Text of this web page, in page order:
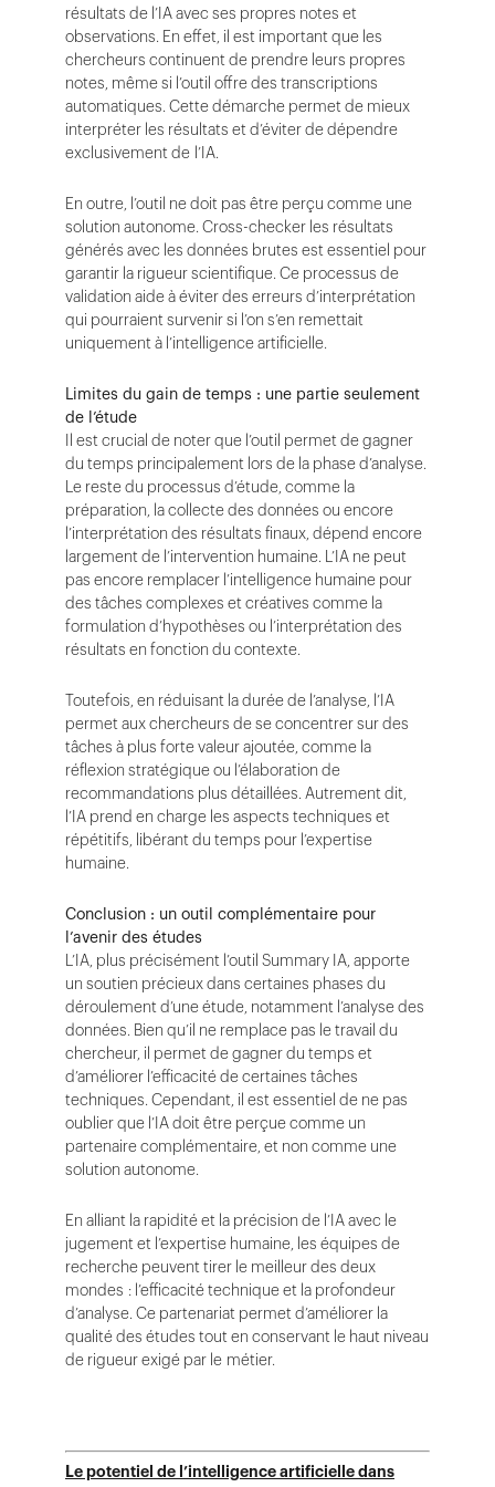
résultats de l’IA avec ses propres notes et
observations. En effet, il est important que les
chercheurs continuent de prendre leurs propres
notes, même si l’outil offre des transcriptions
automatiques. Cette démarche permet de mieux
interpréter les résultats et d’éviter de dépendre
exclusivement de l’IA.
En outre, l’outil ne doit pas être perçu comme une
solution autonome. Cross-checker les résultats
générés avec les données brutes est essentiel pour
garantir la rigueur scientifique. Ce processus de
validation aide à éviter des erreurs d’interprétation
qui pourraient survenir si l’on s’en remettait
uniquement à l’intelligence artificielle.
Limites du gain de temps : une partie seulement
de l’étude
Il est crucial de noter que l’outil permet de gagner
du temps principalement lors de la phase d’analyse.
Le reste du processus d’étude, comme la
préparation, la collecte des données ou encore
l’interprétation des résultats finaux, dépend encore
largement de l’intervention humaine. L’IA ne peut
pas encore remplacer l’intelligence humaine pour
des tâches complexes et créatives comme la
formulation d’hypothèses ou l’interprétation des
résultats en fonction du contexte.
Toutefois, en réduisant la durée de l’analyse, l’IA
permet aux chercheurs de se concentrer sur des
tâches à plus forte valeur ajoutée, comme la
réflexion stratégique ou l’élaboration de
recommandations plus détaillées. Autrement dit,
l’IA prend en charge les aspects techniques et
répétitifs, libérant du temps pour l’expertise
humaine.
Conclusion : un outil complémentaire pour
l’avenir des études
L’IA, plus précisément l’outil Summary IA, apporte
un soutien précieux dans certaines phases du
déroulement d’une étude, notamment l’analyse des
données. Bien qu’il ne remplace pas le travail du
chercheur, il permet de gagner du temps et
d’améliorer l’efficacité de certaines tâches
techniques. Cependant, il est essentiel de ne pas
oublier que l’IA doit être perçue comme un
partenaire complémentaire, et non comme une
solution autonome.
En alliant la rapidité et la précision de l’IA avec le
jugement et l’expertise humaine, les équipes de
recherche peuvent tirer le meilleur des deux
mondes : l’efficacité technique et la profondeur
d’analyse. Ce partenariat permet d’améliorer la
qualité des études tout en conservant le haut niveau
de rigueur exigé par le métier.
Le potentiel de l’intelligence artificielle dans